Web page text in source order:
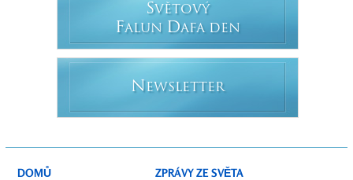
SVĚTOVÝ
FALUN DAFA DEN
N EWSLETTER
DOMŮ
ZPRÁVY ZE SVĚTA